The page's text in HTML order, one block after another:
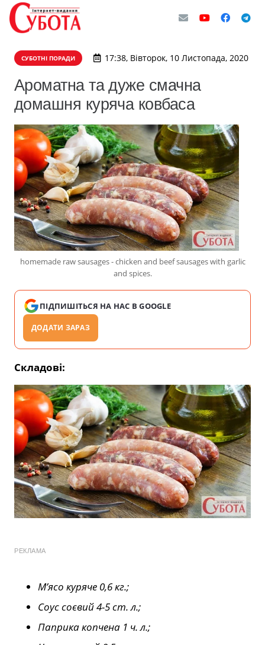
СУБОТНІ ПОРАДИ 17:38, Вівторок, 10 Листопада, 2020
Ароматна та дуже смачна
домашня куряча ковбаса
homemade raw sausages - chicken and beef sausages with garlic
and spices.
ПІДПИШІТЬСЯ НА НАС В GOOGLE
ДОДАТИ ЗАРАЗ
Складові:
РЕКЛАМА
М’ясо куряче 0,6 кг.;
Соус соєвий 4-5 ст. л.;
Паприка копчена 1 ч. л.;